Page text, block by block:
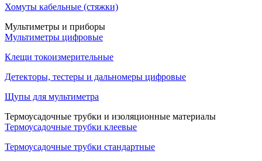
Хомуты кабельные (стяжки)
Мультиметры и приборы
Мультиметры цифровые
Клещи токоизмерительные
Детекторы, тестеры и дальномеры цифровые
Щупы для мультиметра
Термоусадочные трубки и изоляционные материалы
Термоусадочные трубки клеевые
Термоусадочные трубки стандартные